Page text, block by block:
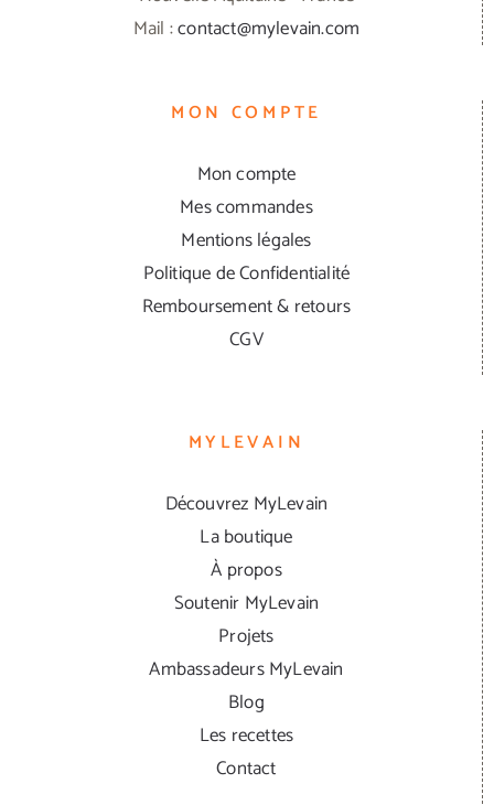
Mail :contact@mylevain.com
MON COMPTE
Mon compte
Mes commandes
Mentions légales
Politique de Confidentialité
Remboursement & retours
CGV
MYLEVAIN
Découvrez MyLevain
La boutique
À propos
Soutenir MyLevain
Projets
Ambassadeurs MyLevain
Blog
Les recettes
Contact